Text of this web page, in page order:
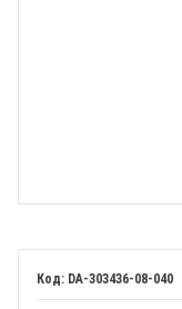
DA-303436-08-040